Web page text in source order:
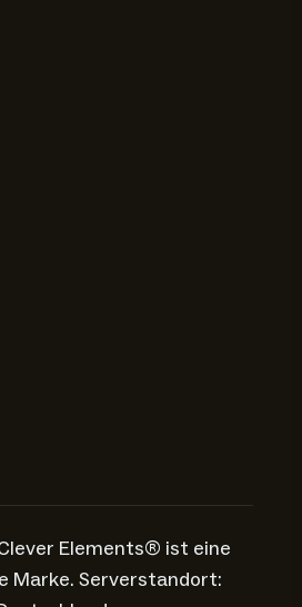
Elements® ist eine
Marke. Serverstandort: